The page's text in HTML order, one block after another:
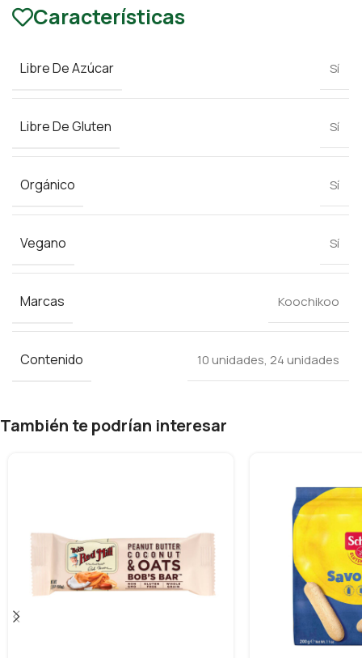
Características
Libre De Azúcar Sí
Libre De Gluten Sí
Orgánico Sí
Vegano Sí
Marcas Koochikoo
Contenido 10 unidades, 24 unidades
También te podrían interesar